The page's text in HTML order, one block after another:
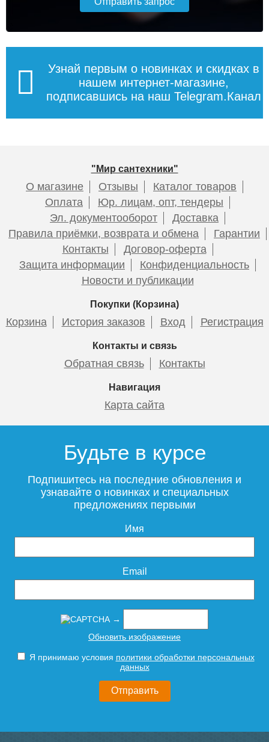
Узнай первым о новинках и скидках в
нашем интернет-магазине,
подписавшись на наш Telegram.Канал
"Мир сантехники"
О магазине Отзывы
Каталог товаров
Оплата
Юр. лицам, опт, тендеры
Эл. документооборот
Доставка
Правила приёмки, возврата и обмена
Гарантии
Контакты
Договор-оферта
Защита информации
Конфиденциальность
Новости и публикации
Покупки (Корзина)
Корзина История заказов Вход Регистрация
Контакты и связь
Обратная связь Контакты
Навигация
Карта сайта
Будьте в курсе
Подпишитесь на последние обновления и
узнавайте о новинках и специальных
предложениях первыми
Имя
Email
→
Обновить изображение
Я принимаю условия политики обработки персональных
данных